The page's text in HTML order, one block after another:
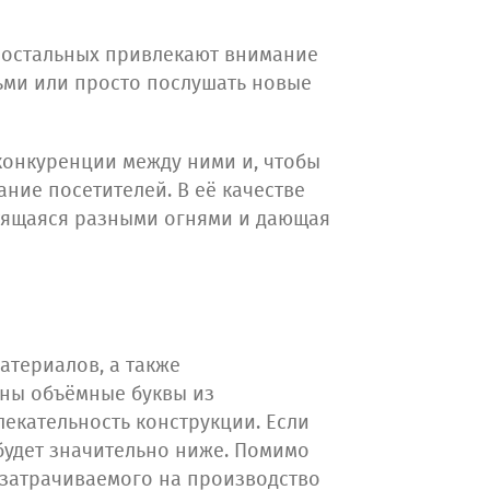
привлекают внимание
или просто послушать новые
между ними и, чтобы
посетителей. В её качестве
разными огнями и дающая
а также
объёмные буквы из
конструкции. Если
значительно ниже. Помимо
на производство